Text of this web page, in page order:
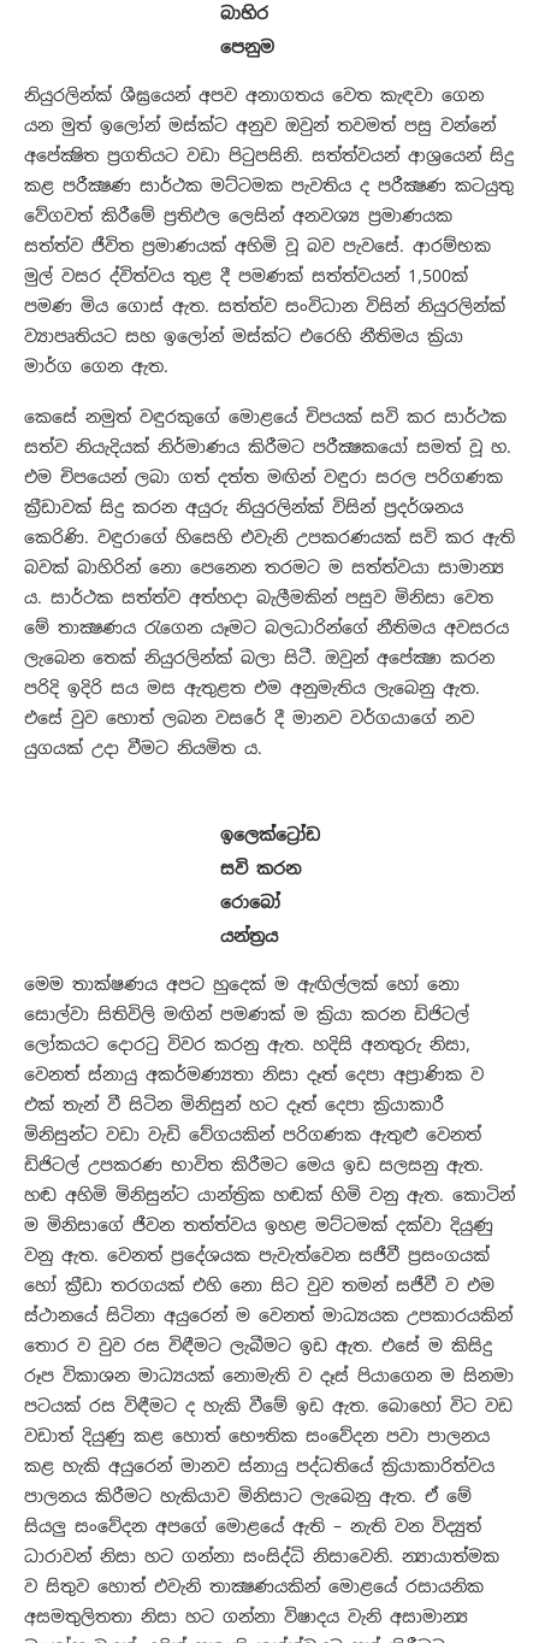
බාහිර
පෙනුම
නියුරලින්ක් ශීඝ්‍රයෙන් අපව අනාගතය වෙත කැඳවා ගෙන
යන මුත් ඉලෝන් මස්ක්ට අනුව ඔවුන් තවමත් පසු වන්නේ
අපේක්‍ෂිත ප්‍රගතියට වඩා පිටුපසිනි. සත්ත්වයන් ආශ්‍රයෙන් සිදු
කළ පරීක්‍ෂණ සාර්ථක මට්ටමක පැවතිය ද පරීක්‍ෂණ කටයුතු
වේගවත් කිරීමේ ප්‍රතිඵල ලෙසින් අනවශ්‍ය ප්‍රමාණයක
සත්ත්ව ජීවිත ප්‍රමාණයක් අහිමි වූ බව පැවසේ. ආරම්භක
මුල් වසර ද්විත්වය තුළ දී පමණක් සත්ත්වයන් 1,500ක්
පමණ මිය ගොස් ඇත. සත්ත්ව සංවිධාන විසින් නියුරලින්ක්
ව්‍යාපෘතියට සහ ඉලෝන් මස්ක්ට එරෙහි නීතිමය ක්‍රියා
මාර්ග ගෙන ඇත.
කෙසේ නමුත් වඳුරකුගේ මොළයේ චිපයක් සවි කර සාර්ථක
සත්ව නියැදියක් නිර්මාණය කිරීමට පරීක්‍ෂකයෝ සමත් වූ හ.
එම චිපයෙන් ලබා ගත් දත්ත මඟින් වඳුරා සරල පරිගණක
ක්‍රීඩාවක් සිදු කරන අයුරු නියුරලින්ක් විසින් ප්‍රදර්ශනය
කෙරිණි. වඳුරාගේ හිසෙහි එවැනි උපකරණයක් සවි කර ඇති
බවක් බාහිරින් නො පෙනෙන තරමට ම සත්ත්වයා සාමාන්‍ය
ය. සාර්ථක සත්ත්ව අත්හදා බැලීමකින් පසුව මිනිසා වෙත
මේ තාක්‍ෂණය රැගෙන යෑමට බලධාරින්ගේ නීතිමය අවසරය
ලැබෙන තෙක් නියුරලින්ක් බලා සිටී. ඔවුන් අපේක්‍ෂා කරන
පරිදි ඉදිරි සය මස ඇතුළත එම අනුමැතිය ලැබෙනු ඇත.
එසේ වුව හොත් ලබන වසරේ දී මානව වර්ගයාගේ නව
යුගයක් උදා වීමට නියමිත ය.
ඉලෙක්ට්‍රෝඩ
සවි කරන
රොබෝ
යන්ත්‍රය
මෙම තාක්ෂණය අපට හුදෙක් ම ඇඟිල්ලක් හෝ නො
සොල්වා සිතිවිලි මඟින් පමණක් ම ක්‍රියා කරන ඩිජිටල්
ලෝකයට දොරටු විවර කරනු ඇත. හදිසි අනතුරු නිසා,
වෙනත් ස්නායු අකර්මණ්‍යතා නිසා දෑත් දෙපා අප්‍රාණික ව
එක් තැන් වී සිටින මිනිසුන් හට දෑත් දෙපා ක්‍රියාකාරී
මිනිසුන්ට වඩා වැඩි වේගයකින් පරිගණක ඇතුළු වෙනත්
ඩිජිටල් උපකරණ භාවිත කිරීමට මෙය ඉඩ සලසනු ඇත.
හඬ අහිමි මිනිසුන්ට යාන්ත්‍රික හඬක් හිමි වනු ඇත. කොටින්
ම මිනිසාගේ ජීවන තත්ත්වය ඉහළ මට්ටමක් දක්වා දියුණු
වනු ඇත. වෙනත් ප්‍රදේශයක පැවැත්වෙන සජීවී ප්‍රසංගයක්
හෝ ක්‍රීඩා තරගයක් එහි නො සිට වුව තමන් සජීවී ව එම
ස්ථානයේ සිටිනා අයුරෙන් ම වෙනත් මාධ්‍යයක උපකාරයකින්
තොර ව වුව රස විඳීමට ලැබීමට ඉඩ ඇත. එසේ ම කිසිදු
රූප විකාශන මාධ්‍යයක් නොමැති ව දෑස් පියාගෙන ම සිනමා
පටයක් රස විඳීමට ද හැකි වීමේ ඉඩ ඇත. බොහෝ විට වඩ
වඩාත් දියුණු කළ හොත් භෞතික සංවේදන පවා පාලනය
කළ හැකි අයුරෙන් මානව ස්නායු පද්ධතියේ ක්‍රියාකාරිත්වය
පාලනය කිරීමට හැකියාව මිනිසාට ලැබෙනු ඇත. ඒ මේ
සියලු සංවේදන අපගේ මොළයේ ඇති – නැති වන විද්‍යුත්
ධාරාවන් නිසා හට ගන්නා සංසිද්ධි නිසාවෙනි. න්‍යායාත්මක
ව සිතුව හොත් එවැනි තාක්‍ෂණයකින් මොළයේ රසායනික
අසමතුලිතතා නිසා හට ගන්නා විෂාදය වැනි අසාමාන්‍ය